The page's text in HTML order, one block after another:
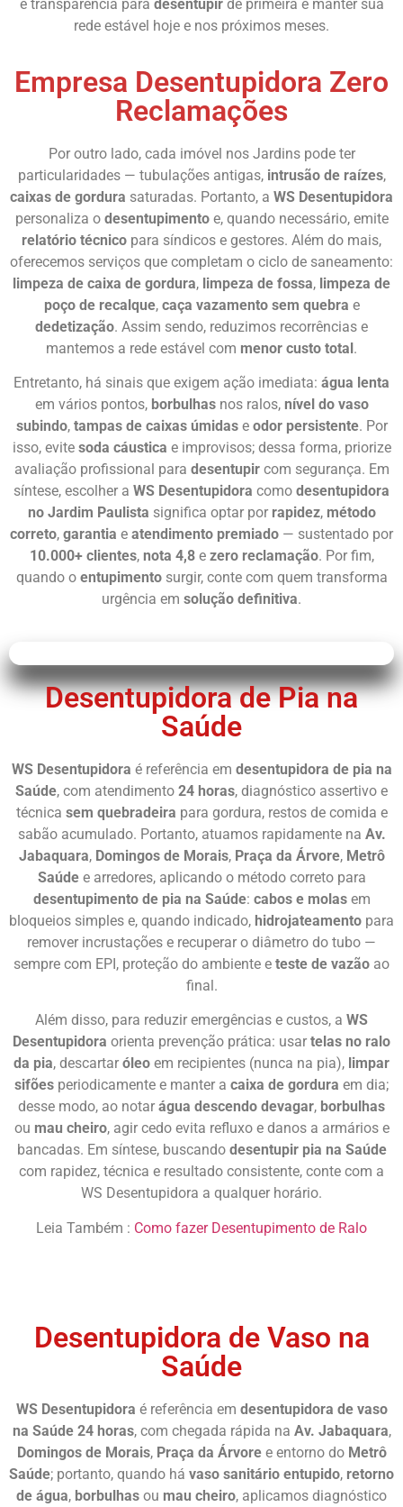
e transparência para desentupirde primeira e manter sua
rede estável hoje e nos próximos meses.
Empresa Desentupidora Zero
Reclamações
Por outro lado, cada imóvel nos Jardins pode ter
particularidades — tubulações antigas, intrusão de raízes,
caixas de gordura saturadas. Portanto, a WS Desentupidora
personaliza o desentupimentoe, quando necessário, emite
relatório técnico para síndicos e gestores. Além do mais,
oferecemos serviços que completam o ciclo de saneamento:
limpeza de caixa de gordura, limpeza de fossa, limpeza de
poço de recalque, caça vazamento sem quebra e
dedetização. Assim sendo, reduzimos recorrências e
mantemos a rede estável com menor custo total.
Entretanto, há sinais que exigem ação imediata: água lenta
em vários pontos, borbulhasnos ralos, nível do vaso
subindo, tampas de caixas úmidase odor persistente. Por
isso, evite soda cáustica e improvisos; dessa forma, priorize
avaliação profissional para desentupircom segurança. Em
síntese, escolher a WS Desentupidora como desentupidora
no Jardim Paulista significa optar por rapidez, método
correto, garantia e atendimento premiado — sustentado por
10.000+ clientes, nota 4,8e zero reclamação. Por fim,
quando o entupimentosurgir, conte com quem transforma
urgência em solução definitiva.
Desentupidora de Pia na
Saúde
WS Desentupidora é referência em desentupidora de pia na
Saúde, com atendimento 24 horas, diagnóstico assertivo e
técnica sem quebradeira para gordura, restos de comida e
sabão acumulado. Portanto, atuamos rapidamente na Av.
Jabaquara, Domingos de Morais, Praça da Árvore, Metrô
Saúdee arredores, aplicando o método correto para
desentupimento de pia na Saúde: cabos e molasem
bloqueios simples e, quando indicado, hidrojateamento para
remover incrustações e recuperar o diâmetro do tubo —
sempre com EPI, proteção do ambiente e teste de vazão ao
final.
Além disso, para reduzir emergências e custos, a WS
Desentupidora orienta prevenção prática: usar telas no ralo
da pia, descartar óleo em recipientes (nunca na pia), limpar
sifões periodicamente e manter a caixa de gordura em dia;
desse modo, ao notar água descendo devagar, borbulhas
ou mau cheiro, agir cedo evita refluxo e danos a armários e
bancadas. Em síntese, buscando desentupir pia na Saúde
com rapidez, técnica e resultado consistente, conte com a
WS Desentupidora a qualquer horário.
Leia Também : Como fazer Desentupimento de Ralo
Desentupidora de Vaso na
Saúde
WS Desentupidora é referência em desentupidora de vaso
na Saúde 24 horas, com chegada rápida na Av. Jabaquara,
Domingos de Morais, Praça da Árvoree entorno do Metrô
Saúde; portanto, quando há vaso sanitário entupido, retorno
de água, borbulhas ou mau cheiro, aplicamos diagnóstico